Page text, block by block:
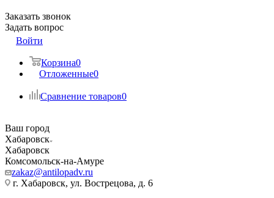
Заказать звонок
Задать вопрос
Войти
Корзина0
Отложенные0
Сравнение товаров0
Ваш город
Хабаровск
Хабаровск
Комсомольск-на-Амуре
zakaz@antilopadv.ru
г. Хабаровск, ул. Вострецова, д. 6